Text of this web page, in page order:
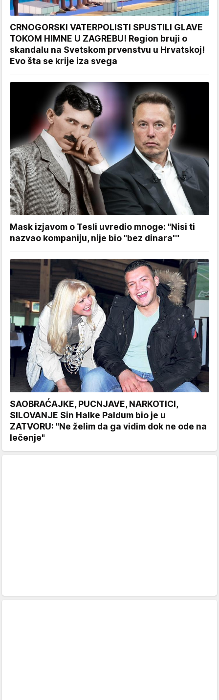
CRNOGORSKI VATERPOLISTI SPUSTILI GLAVE
TOKOM HIMNE U ZAGREBU! Region bruji o
skandalu na Svetskom prvenstvu u Hrvatskoj!
Evo šta se krije iza svega
Mask izjavom o Tesli uvredio mnoge: "Nisi ti
nazvao kompaniju, nije bio "bez dinara""
SAOBRAĆAJKE, PUCNJAVE, NARKOTICI,
SILOVANJE Sin Halke Paldum bio je u
ZATVORU: "Ne želim da ga vidim dok ne ode na
lečenje"